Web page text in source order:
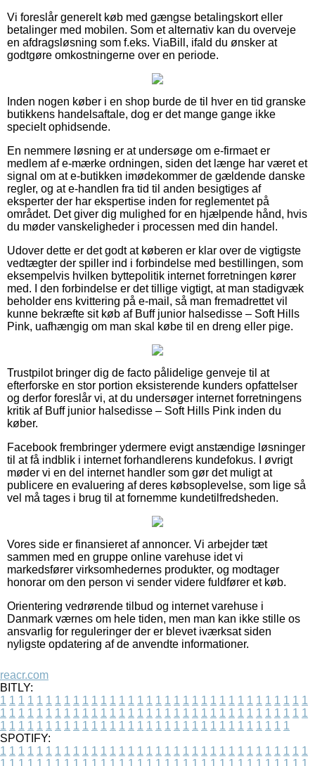
Vi foreslår generelt køb med gængse betalingskort eller
betalinger med mobilen. Som et alternativ kan du overveje
en afdragsløsning som f.eks. ViaBill, ifald du ønsker at
godtgøre omkostningerne over en periode.
Inden nogen køber i en shop burde de til hver en tid granske
butikkens handelsaftale, dog er det mange gange ikke
specielt ophidsende.
En nemmere løsning er at undersøge om e-firmaet er
medlem af e-mærke ordningen, siden det længe har været et
signal om at e-butikken imødekommer de gældende danske
regler, og at e-handlen fra tid til anden besigtiges af
eksperter der har ekspertise inden for reglementet på
området. Det giver dig mulighed for en hjælpende hånd, hvis
du møder vanskeligheder i processen med din handel.
Udover dette er det godt at køberen er klar over de vigtigste
vedtægter der spiller ind i forbindelse med bestillingen, som
eksempelvis hvilken byttepolitik internet forretningen kører
med. I den forbindelse er det tillige vigtigt, at man stadigvæk
beholder ens kvittering på e-mail, så man fremadrettet vil
kunne bekræfte sit køb af Buff junior halsedisse – Soft Hills
Pink, uafhængig om man skal købe til en dreng eller pige.
Trustpilot bringer dig de facto pålidelige genveje til at
efterforske en stor portion eksisterende kunders opfattelser
og derfor foreslår vi, at du undersøger internet forretningens
kritik af Buff junior halsedisse – Soft Hills Pink inden du
køber.
Facebook frembringer ydermere evigt anstændige løsninger
til at få indblik i internet forhandlerens kundefokus. I øvrigt
møder vi en del internet handler som gør det muligt at
publicere en evaluering af deres købsoplevelse, som lige så
vel må tages i brug til at fornemme kundetilfredsheden.
Vores side er finansieret af annoncer. Vi arbejder tæt
sammen med en gruppe online varehuse idet vi
markedsfører virksomhedernes produkter, og modtager
honorar om den person vi sender videre fuldfører et køb.
Orientering vedrørende tilbud og internet varehuse i
Danmark værnes om hele tiden, men man kan ikke stille os
ansvarlig for reguleringer der er blevet iværksat siden
nyligste opdatering af de anvendte informationer.
reacr.com
BITLY:
1 1 1 1 1 1 1 1 1 1 1 1 1 1 1 1 1 1 1 1 1 1 1 1 1 1 1 1 1 1 1 1 1 1
1 1 1 1 1 1 1 1 1 1 1 1 1 1 1 1 1 1 1 1 1 1 1 1 1 1 1 1 1 1 1 1 1 1
1 1 1 1 1 1 1 1 1 1 1 1 1 1 1 1 1 1 1 1 1 1 1 1 1 1 1 1 1 1 1 1
SPOTIFY:
1 1 1 1 1 1 1 1 1 1 1 1 1 1 1 1 1 1 1 1 1 1 1 1 1 1 1 1 1 1 1 1 1 1
1 1 1 1 1 1 1 1 1 1 1 1 1 1 1 1 1 1 1 1 1 1 1 1 1 1 1 1 1 1 1 1 1 1